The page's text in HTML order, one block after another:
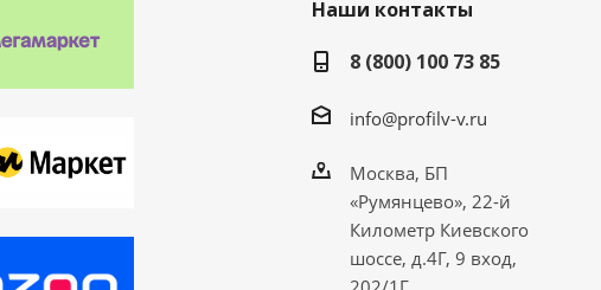
Наши контакты
8 (800) 100 73 85
info@profilv-v.ru
Москва, БП
«Румянцево», 22-й
Километр Киевского
шоссе, д.4Г, 9 вход,